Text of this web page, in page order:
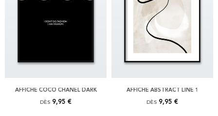
AFFICHE COCO CHANEL DARK
DÈS 9,95 €
AFFICHE ABSTRACT LINE 1
DÈS 9,95 €